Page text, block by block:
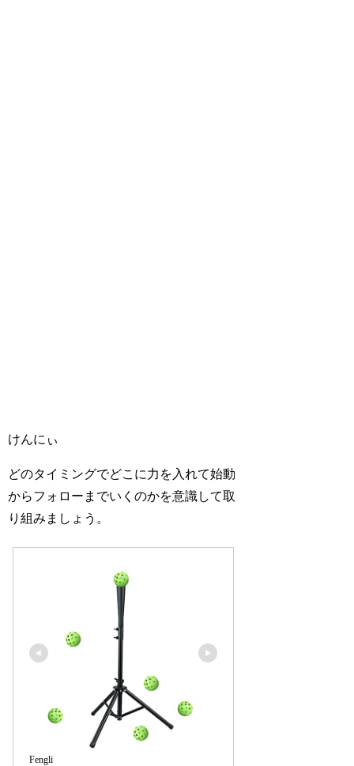
けんにぃ
どのタイミングでどこに力を入れて始動
からフォローまでいくのかを意識して取
り組みましょう。
Fengli